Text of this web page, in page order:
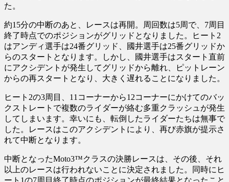
た。
約15分の中断のあと、レースは再開。周回数は5周で、7周目
終了時点でのポジションがグリッドとなりました。ヒート2
はアンディ選手は24番グリッド、國井選手は25番グリッドか
らのスタートとなります。しかし、國井選手はスタート直前
にアクシデントが発生してグリッドから離れ、ピットレーン
からの再スタートとなり、大きく遅れることになりました。
ヒート2の3周目、11コーナーから12コーナーにかけてのバッ
クストレートで複数のライダーが絡む多重クラッシュが発生
してしまいます。幸いにも、転倒したライダーたちは無事で
した。レースはこのアクシデントにより、再び赤旗が提示さ
れて中断となります。
中断となったMoto3™クラスの決勝レースは、その後、それ
以上のレースは行われないことに決定されました。同時にヒ
ート1の7周目終了時点のポジションが最終結果となったこと